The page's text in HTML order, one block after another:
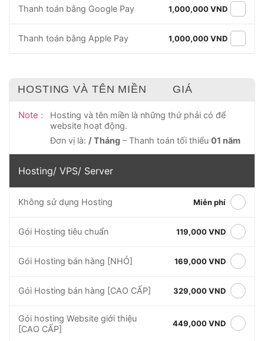
Thanh toán bằng Google Pay 1,000,000 VND
Thanh toán bằng Apple Pay 1,000,000 VND
HOSTING VÀ TÊN MIỀN GIÁ
Note :
Hosting và tên miền là những thứ phải có để
website hoạt động.
Đơn vị là: / Tháng – Thanh toán tối thiểu 01 năm
Hosting/ VPS/ Server
Không sử dụng Hosting Miễn phí
Gói Hosting tiêu chuẩn 119,000 VND
Gói Hosting bán hàng [NHỎ] 169,000 VND
Gói Hosting bán hàng [CAO CẤP] 329,000 VND
Gói hosting Website giới thiệu
[CAO CẤP]
449,000 VND